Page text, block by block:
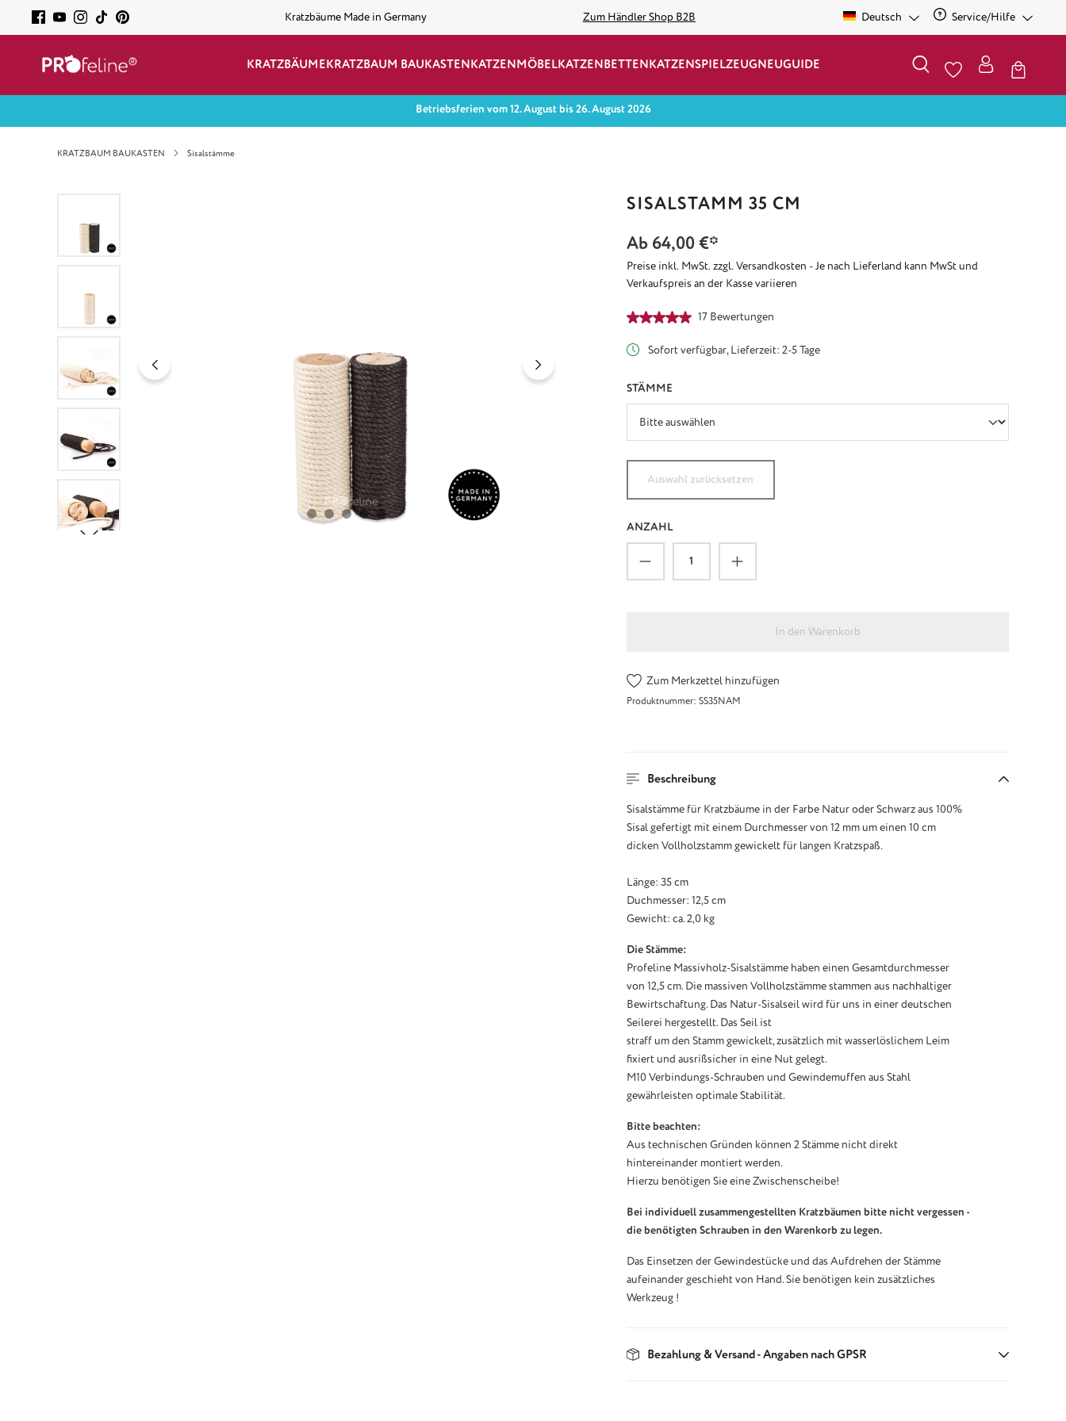
Kratzbäume Made in Germany Zum Händler Shop B2B Deutsch Service/Hilfe
KRATZBÄUMEKRATZBAUM BAUKASTENKATZENMÖBELKATZENBETTENKATZENSPIELZEUGNEUGUIDE
Betriebsferien vom 12. August bis 26. August 2026
KRATZBAUM BAUKASTEN Sisalstämme
SISALSTAMM 35 CM
Ab64,00 €*
Preise inkl. MwSt. zzgl. Versandkosten - Je nach Lieferland kann MwSt und
Verkaufspreis an der Kasse variieren
Durchschnittliche Bewertung von 5 von 5 Sternen
17 Bewertungen
Sofort verfügbar, Lieferzeit: 2-5 Tage
STÄMMEAUSWÄHLEN
Auswahl zurücksetzen
ANZAHL
Produkt Anzahl: Gib den gewünschten Wert ein
In den Warenkorb
Zum Merkzettel hinzufügen
Produktnummer: SS35NAM
Beschreibung
Sisalstämme für Kratzbäume in der Farbe Natur oder Schwarz aus 100%
Sisal gefertigt mit einem Durchmesser von 12 mm um einen 10 cm
dicken Vollholzstamm gewickelt für langen Kratzspaß.
Länge: 35 cm
Duchmesser: 12,5 cm
Gewicht: ca. 2,0 kg
Die Stämme:
Profeline Massivholz-Sisalstämme haben einen Gesamtdurchmesser
von 12,5 cm. Die massiven Vollholzstämme stammen aus nachhaltiger
Bewirtschaftung. Das Natur-Sisalseil wird für uns in einer deutschen
Seilerei hergestellt. Das Seil ist
straff um den Stamm gewickelt, zusätzlich mit wasserlöslichem Leim
fixiert und ausrißsicher in eine Nut gelegt.
M10 Verbindungs-Schrauben und Gewindemuffen aus Stahl
gewährleisten optimale Stabilität.
Bitte beachten:
Aus technischen Gründen können 2 Stämme nicht direkt
hintereinander montiert werden.
Hierzu benötigen Sie eine Zwischenscheibe!
Bei individuell zusammengestellten Kratzbäumen bitte nicht vergessen -
die benötigten Schrauben in den Warenkorb zu legen.
Das Einsetzen der Gewindestücke und das Aufdrehen der Stämme
aufeinander geschieht von Hand. Sie benötigen kein zusätzliches
Werkzeug !
Bezahlung & Versand - Angaben nach GPSR